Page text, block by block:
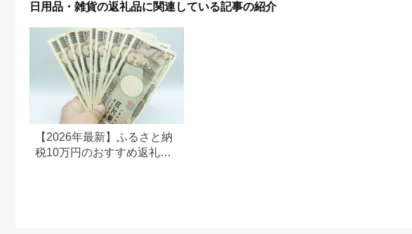
品 消耗品 生活用品 富
士市 [sf094-002]
生活用品[BDBH003-
定期便 新生活]
日用品・雑貨の返礼品に関連している記事の紹介
【2026年最新】ふるさと納
税10万円のおすすめ返礼品